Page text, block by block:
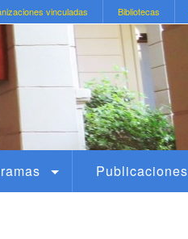
vinculadas Bibliotecas
Publicaciones